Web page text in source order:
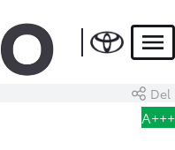
Beregn byttepris Del
A+++